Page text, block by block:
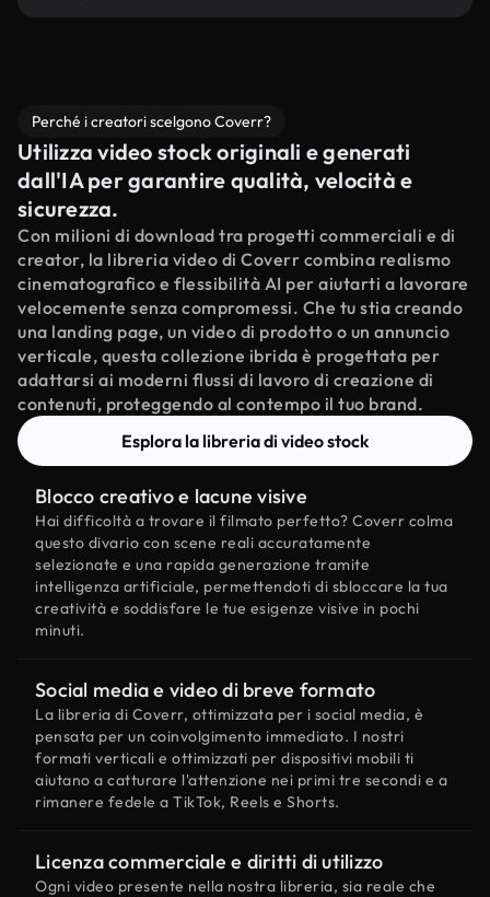
Perché i creatori scelgono Coverr?
Utilizza video stock originali e generati
dall'IA per garantire qualità, velocità e
sicurezza.
Con milioni di download tra progetti commerciali e di
creator, la libreria video di Coverr combina realismo
cinematografico e flessibilità AI per aiutarti a lavorare
velocemente senza compromessi. Che tu stia creando
una landing page, un video di prodotto o un annuncio
verticale, questa collezione ibrida è progettata per
adattarsi ai moderni flussi di lavoro di creazione di
contenuti, proteggendo al contempo il tuo brand.
Esplora la libreria di video stock
Blocco creativo e lacune visive
Hai difficoltà a trovare il filmato perfetto? Coverr colma
questo divario con scene reali accuratamente
selezionate e una rapida generazione tramite
intelligenza artificiale, permettendoti di sbloccare la tua
creatività e soddisfare le tue esigenze visive in pochi
minuti.
Social media e video di breve formato
La libreria di Coverr, ottimizzata per i social media, è
pensata per un coinvolgimento immediato. I nostri
formati verticali e ottimizzati per dispositivi mobili ti
aiutano a catturare l'attenzione nei primi tre secondi e a
rimanere fedele a TikTok, Reels e Shorts.
Licenza commerciale e diritti di utilizzo
Ogni video presente nella nostra libreria, sia reale che